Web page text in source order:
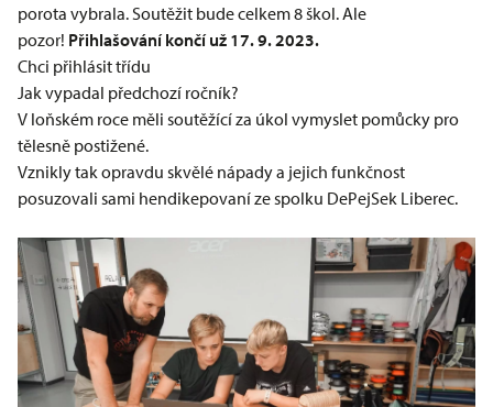
porota vybrala. Soutěžit bude celkem 8 škol. Ale
pozor! Přihlašování končí už 17. 9. 2023.
Chci přihlásit třídu
Jak vypadal předchozí ročník?
V loňském roce měli soutěžící za úkol vymyslet pomůcky pro
tělesně postižené.
Vznikly tak opravdu skvělé nápady a jejich funkčnost
posuzovali sami hendikepovaní ze spolku DePejSek Liberec.